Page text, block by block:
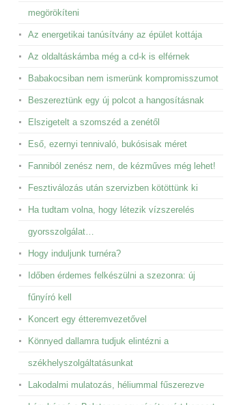
megörökíteni
Az energetikai tanúsítvány az épület kottája
Az oldaltáskámba még a cd-k is elférnek
Babakocsiban nem ismerünk kompromisszumot
Beszereztünk egy új polcot a hangosításnak
Elszigetelt a szomszéd a zenétől
Eső, ezernyi tennivaló, bukósisak méret
Fanniból zenész nem, de kézműves még lehet!
Fesztiválozás után szervizben kötöttünk ki
Ha tudtam volna, hogy létezik vízszerelés
gyorsszolgálat…
Hogy induljunk turnéra?
Időben érdemes felkészülni a szezonra: új
fűnyíró kell
Koncert egy étteremvezetővel
Könnyed dallamra tudjuk elintézni a
székhelyszolgáltatásunkat
Lakodalmi mulatozás, héliummal fűszerezve